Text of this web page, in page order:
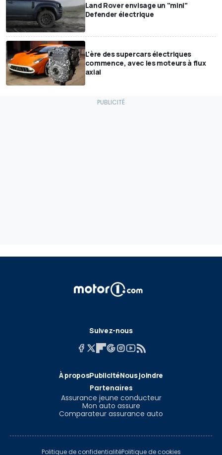
Land Rover envisage un "mini"
Defender électrique
L'ère des supercars électriques
commence, avec les moteurs à flux
axial
Suivez-nous
À proposPublicitéNous joindre
Partenaires
Assurance jeune conducteur
Mon auto assure
Comparateur assurance auto
Politique de confidentialitéPolitique de cookies